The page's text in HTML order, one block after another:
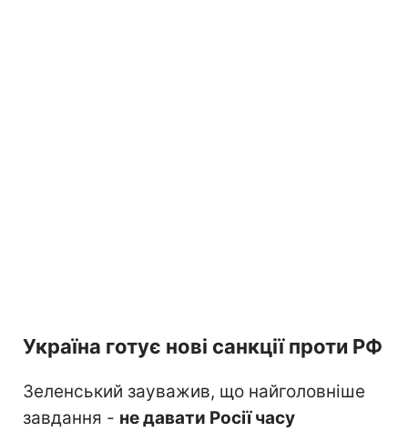
Україна готує нові санкції проти РФ
Зеленський зауважив, що найголовніше
завдання - не давати Росії часу